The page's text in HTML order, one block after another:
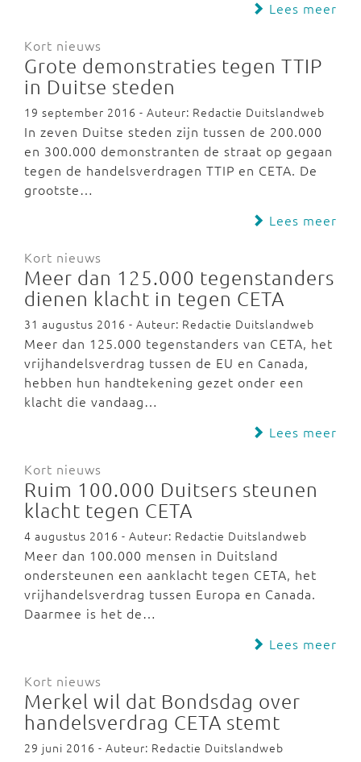
Lees meer
Kort nieuws
Grote demonstraties tegen TTIP
in Duitse steden
19 september 2016 - Auteur: Redactie Duitslandweb
In zeven Duitse steden zijn tussen de 200.000
en 300.000 demonstranten de straat op gegaan
tegen de handelsverdragen TTIP en CETA. De
grootste…
Lees meer
Kort nieuws
Meer dan 125.000 tegenstanders
dienen klacht in tegen CETA
31 augustus 2016 - Auteur: Redactie Duitslandweb
Meer dan 125.000 tegenstanders van CETA, het
vrijhandelsverdrag tussen de EU en Canada,
hebben hun handtekening gezet onder een
klacht die vandaag…
Lees meer
Kort nieuws
Ruim 100.000 Duitsers steunen
klacht tegen CETA
4 augustus 2016 - Auteur: Redactie Duitslandweb
Meer dan 100.000 mensen in Duitsland
ondersteunen een aanklacht tegen CETA, het
vrijhandelsverdrag tussen Europa en Canada.
Daarmee is het de…
Lees meer
Kort nieuws
Merkel wil dat Bondsdag over
handelsverdrag CETA stemt
29 juni 2016 - Auteur: Redactie Duitslandweb